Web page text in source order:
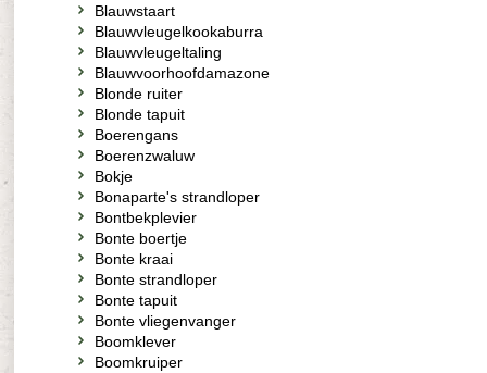
Blauwstaart
Blauwvleugelkookaburra
Blauwvleugeltaling
Blauwvoorhoofdamazone
Blonde ruiter
Blonde tapuit
Boerengans
Boerenzwaluw
Bokje
Bonaparte's strandloper
Bontbekplevier
Bonte boertje
Bonte kraai
Bonte strandloper
Bonte tapuit
Bonte vliegenvanger
Boomklever
Boomkruiper